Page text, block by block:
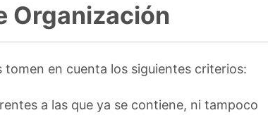
Organización
tomen en cuenta los siguientes criterios:
a las que ya se contiene, ni tampoco